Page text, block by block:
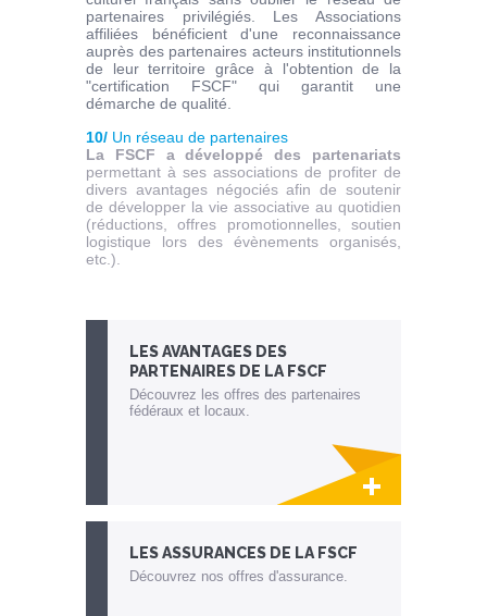
partenaires privilégiés. Les Associations
affiliées bénéficient d'une reconnaissance
auprès des partenaires acteurs institutionnels
de leur territoire grâce à l'obtention de la
"certification FSCF" qui garantit une
démarche de qualité.
10/ Un réseau de partenaires
La FSCF a développé des partenariats
permettant à ses associations de profiter de
divers avantages négociés afin de soutenir
de développer la vie associative au quotidien
(réductions, offres promotionnelles, soutien
logistique lors des évènements organisés,
etc.).
LES AVANTAGES DES
PARTENAIRES DE LA FSCF
Découvrez les offres des partenaires
fédéraux et locaux.
LES ASSURANCES DE LA FSCF
Découvrez nos offres d'assurance.